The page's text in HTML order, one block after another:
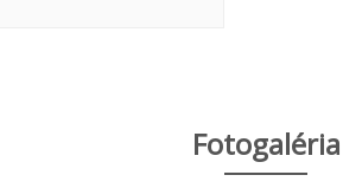
Fotogaléria